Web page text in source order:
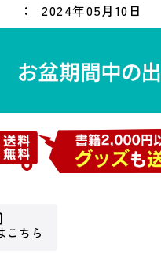
2024年05月10日
こちら